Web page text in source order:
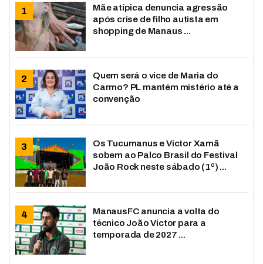
Mãe atípica denuncia agressão
após crise de filho autista em
shopping de Manaus ...
Quem será o vice de Maria do
Carmo? PL mantém mistério até a
convenção
Os Tucumanus e Victor Xamã
sobem ao Palco Brasil do Festival
João Rock neste sábado (1º) ...
ManausFC anuncia a volta do
técnico João Victor para a
temporada de 2027 ...